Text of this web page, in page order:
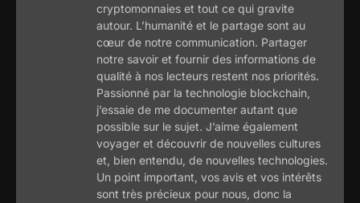
cryptomonnaies et tout ce qui gravite
autour. L’humanité et le partage sont au
cœur de notre communication. Partager
notre savoir et fournir des informations de
qualité à nos lecteurs restent nos priorités.
Passionné par la technologie blockchain,
j’essaie de me documenter autant que
possible sur le sujet. J’aime également
voyager et découvrir de nouvelles cultures
et, bien entendu, de nouvelles technologies.
Un point important, vos avis et vos intérêts
sont très précieux pour nous, donc la